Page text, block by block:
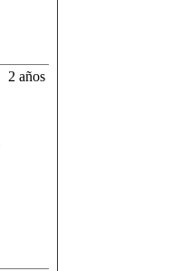
2 años